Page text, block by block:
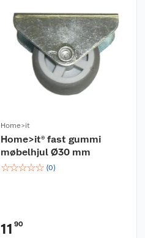
Home>it
Home>it® fast gummi
møbelhjul Ø30 mm
☆☆☆☆☆ (0)
11 90